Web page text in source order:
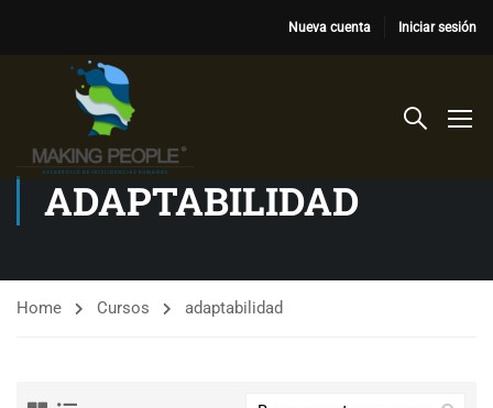
Nueva cuenta Iniciar sesión
ADAPTABILIDAD
Home Cursos adaptabilidad